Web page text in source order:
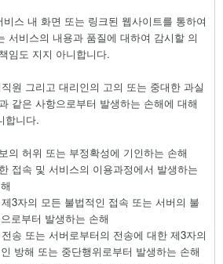
비스 내 화면 또는 링크된 웹사이트를 통하여
서비스의 내용과 품질에 대하여 감시할 의
임도 지지 아니합니다.
원 그리고 대리인의 고의 또는 중대한 과실
같은 사항으로부터 발생하는 손해에 대해
합니다.
의 허위 또는 부정확성에 기인하는 손해
접속 및 서비스의 이용과정에서 발생하는
3자의 모든 불법적인 접속 또는 서버의 불
로부터 발생하는 손해
송 또는 서버로부터의 전송에 대한 제3자의
방해 또는 중단행위로부터 발생하는 손해